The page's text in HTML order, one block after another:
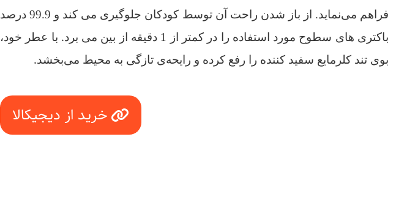
فراهم می‌نماید. از باز شدن راحت آن توسط کودکان جلوگیری می کند و 99.9 درصد
باکتری های سطوح مورد استفاده را در کمتر از 1 دقیقه از بین می برد
. با عطر خود،
بوی تند کلرمایع سفید کننده را رفع کرده و رایحه‌ی تازگی به محیط می‌بخشد.
خرید از دیجیکالا